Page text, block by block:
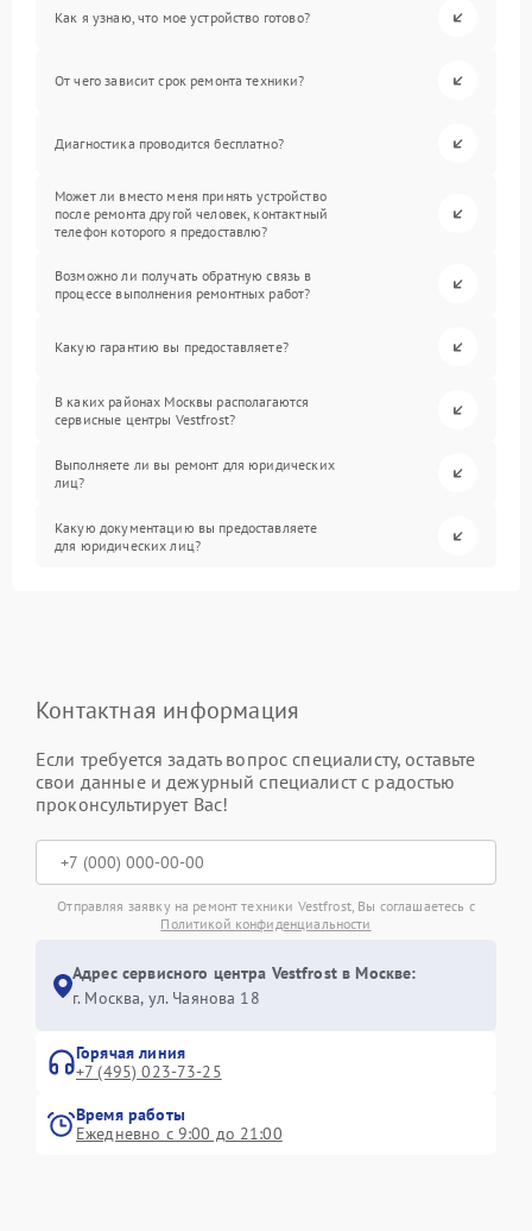
Как я узнаю, что мое устройство готово?
От чего зависит срок ремонта техники?
Диагностика проводится бесплатно?
Может ли вместо меня принять устройство
после ремонта другой человек, контактный
телефон которого я предоставлю?
Возможно ли получать обратную связь в
процессе выполнения ремонтных работ?
Какую гарантию вы предоставляете?
В каких районах Москвы располагаются
сервисные центры Vestfrost?
Выполняете ли вы ремонт для юридических
лиц?
Какую документацию вы предоставляете
для юридических лиц?
Контактная информация
Если требуется задать вопрос специалисту, оставьте
свои данные и дежурный специалист с радостью
проконсультирует Вас!
Отправляя заявку на ремонт техники Vestfrost, Вы соглашаетесь с
Политикой конфиденциальности
Адрес сервисного центра Vestfrost в Москве:
г. Москва, ул. Чаянова 18
Горячая линия
+7 (495) 023-73-25
Время работы
Ежедневно с 9:00 до 21:00